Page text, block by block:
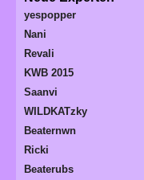
yespopper
Nani
Revali
KWB 2015
Saanvi
WILDKATzky
Beaternwn
Ricki
Beaterubs